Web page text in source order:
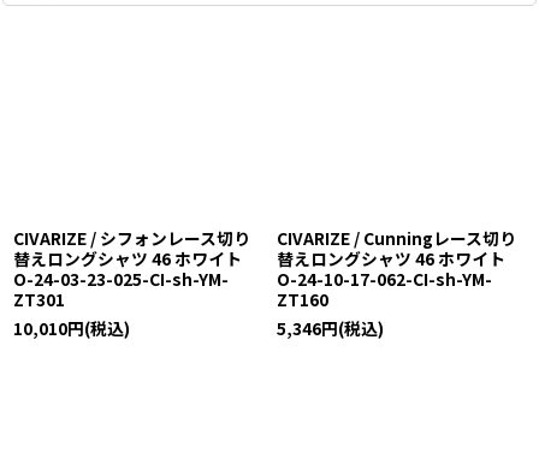
CIVARIZE / シフォンレース切り
替えロングシャツ 46 ホワイト
O-24-03-23-025-CI-sh-YM-
ZT301
10,010円(税込)
CIVARIZE / Cunningレース切り
替えロングシャツ 46 ホワイト
O-24-10-17-062-CI-sh-YM-
ZT160
5,346円(税込)